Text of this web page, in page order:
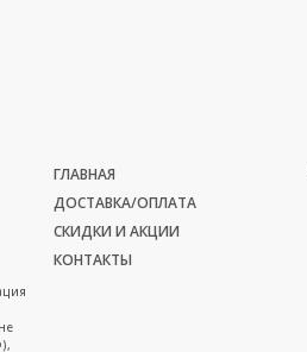
ГЛАВНАЯ
ДОСТАВКА/ОПЛАТА
СКИДКИ И АКЦИИ
КОНТАКТЫ